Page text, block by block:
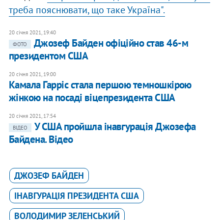
треба пояснювати, що таке Україна".
20 січня 2021, 19:40
ФОТО
Джозеф Байден офіційно став 46-м
президентом США
20 січня 2021, 19:00
Камала Гарріс стала першою темношкірою
жінкою на посаді віцепрезидента США
20 січня 2021, 17:54
ВІДЕО
У США пройшла інавгурація Джозефа
Байдена. Відео
ДЖОЗЕФ БАЙДЕН
ІНАВГУРАЦІЯ ПРЕЗИДЕНТА США
ВОЛОДИМИР ЗЕЛЕНСЬКИЙ